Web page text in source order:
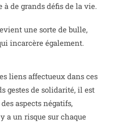
à de grands défis de la vie.
une sorte de bulle,
incarcère également.
liens affectueux dans ces
gestes de solidarité, il est
aspects négatifs,
a un risque sur chaque